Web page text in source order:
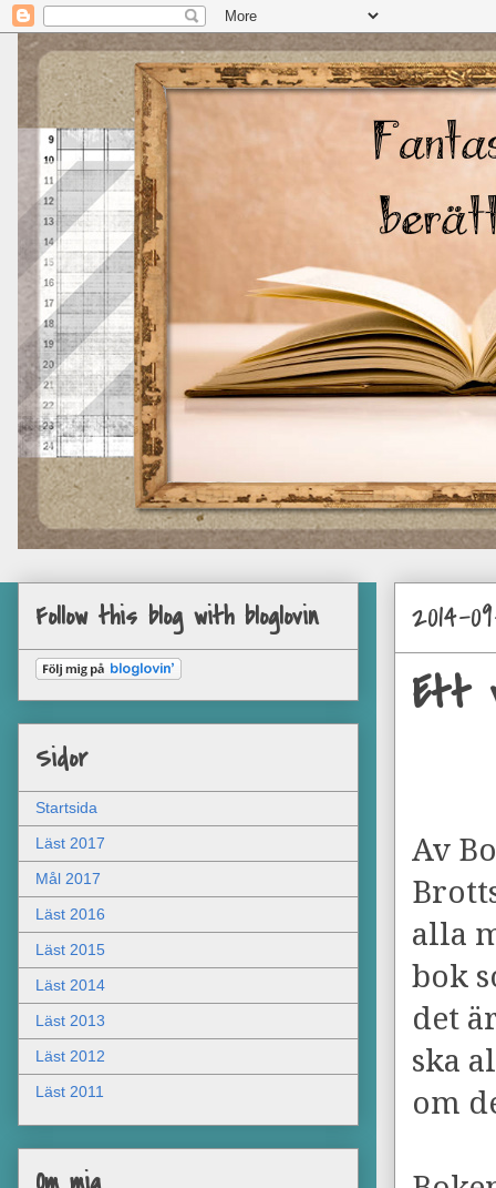
2014-
Ett
Av
alla
bok
det
ska
om
Follow this blog with bloglovin
Sidor
Startsida
Läst 2017
Mål 2017
Läst 2016
Läst 2015
Läst 2014
Läst 2013
Läst 2012
Läst 2011